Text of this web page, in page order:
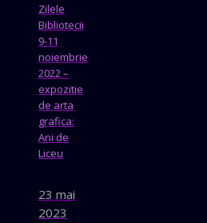
Zilele
Bibliotecii
9-11
noiembrie
2022 –
expozitie
de arta
grafica:
Ani de
Liceu
23 mai
2023